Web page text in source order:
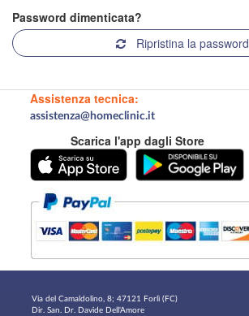
Password dimenticata?
Ripristina la password
Assistenza tecnica:
assistenza@homeclinic.it
Scarica l'app dagli Store
Via del Camaldolino, 8; 47121 Forlì (FC)
Dir. San. Dr. Davide Dell'Amore